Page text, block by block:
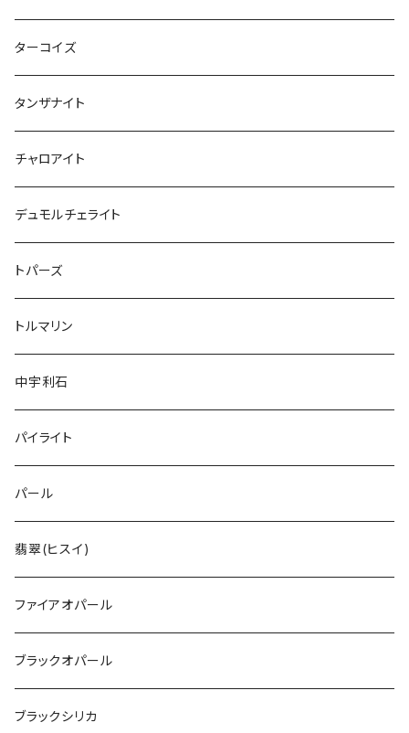
ターコイズ
タンザナイト
チャロアイト
デュモルチェライト
トパーズ
トルマリン
中宇利石
パイライト
パール
翡翠(ヒスイ)
ファイアオパール
ブラックオパール
ブラックシリカ